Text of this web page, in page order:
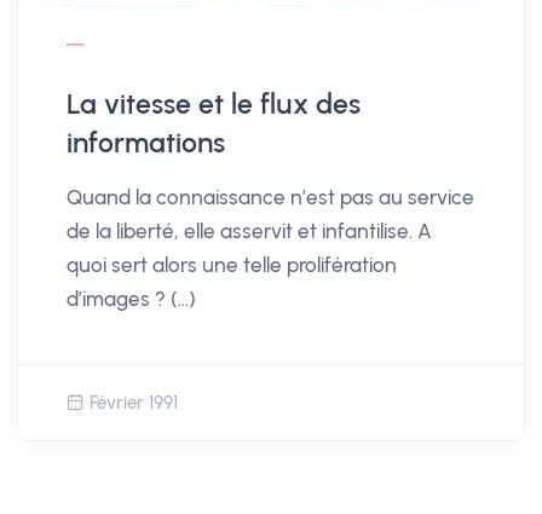
La vitesse et le flux des
informations
Quand la connaissance n’est pas au service
de la liberté, elle asservit et infantilise. A
quoi sert alors une telle prolifération
d’images ? (…)
Février 1991